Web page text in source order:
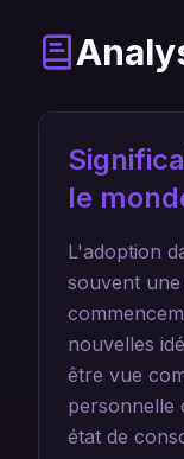
le
L'adoption
souvent
nouvelles
être vue
personnelle
état de